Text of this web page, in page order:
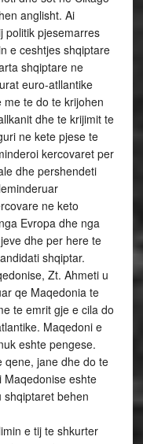
anglisht. Ai
politik pjesemarres
e ceshtjes shqiptare
shqiptare ne
euro-atllantike
te do te krijohen
dhe te krijimit te
ne kete pjese te
kercovaret per
dhe pershendeti
ne keto
Evropa dhe nga
dhe per here te
shqiptar.
Zt. Ahmeti u
qe Maqedonia te
te emrit gje e cila do
Maqedoni e
eshte pengese.
qene, jane dhe do te
Maqedonise eshte
shqiptaret behen
e tij te shkurter